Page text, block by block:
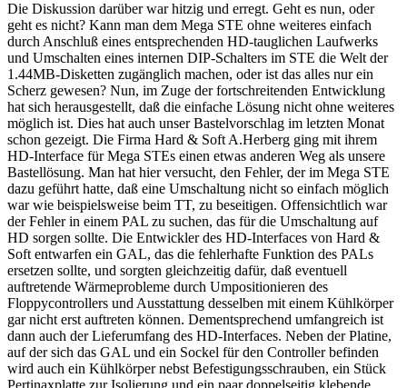
Die Diskussion darüber war hitzig und erregt. Geht es nun, oder
geht es nicht? Kann man dem Mega STE ohne weiteres einfach
durch Anschluß eines entsprechenden HD-tauglichen Laufwerks
und Umschalten eines internen DIP-Schalters im STE die Welt der
1.44MB-Disketten zugänglich machen, oder ist das alles nur ein
Scherz gewesen? Nun, im Zuge der fortschreitenden Entwicklung
hat sich herausgestellt, daß die einfache Lösung nicht ohne weiteres
möglich ist. Dies hat auch unser Bastelvorschlag im letzten Monat
schon gezeigt. Die Firma Hard & Soft A.Herberg ging mit ihrem
HD-Interface für Mega STEs einen etwas anderen Weg als unsere
Bastellösung. Man hat hier versucht, den Fehler, der im Mega STE
dazu geführt hatte, daß eine Umschaltung nicht so einfach möglich
war wie beispielsweise beim TT, zu beseitigen. Offensichtlich war
der Fehler in einem PAL zu suchen, das für die Umschaltung auf
HD sorgen sollte. Die Entwickler des HD-Interfaces von Hard &
Soft entwarfen ein GAL, das die fehlerhafte Funktion des PALs
ersetzen sollte, und sorgten gleichzeitig dafür, daß eventuell
auftretende Wärmeprobleme durch Umpositionieren des
Floppycontrollers und Ausstattung desselben mit einem Kühlkörper
gar nicht erst auftreten können. Dementsprechend umfangreich ist
dann auch der Lieferumfang des HD-Interfaces. Neben der Platine,
auf der sich das GAL und ein Sockel für den Controller befinden
wird auch ein Kühlkörper nebst Befestigungsschrauben, ein Stück
Pertinaxplatte zur Isolierung und ein paar doppelseitig klebende